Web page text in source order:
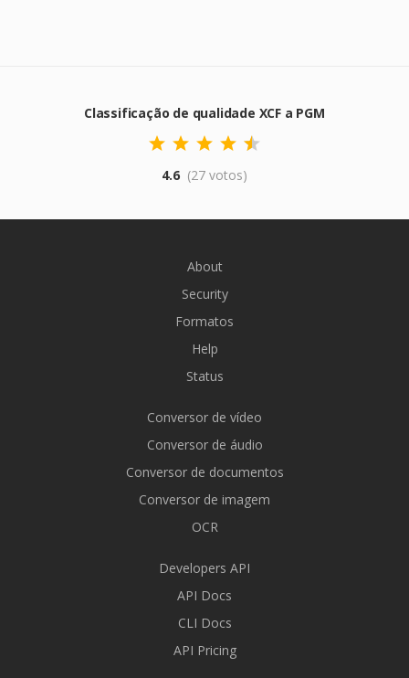
Classificação de qualidade XCF a PGM
4.6 (27 votos)
About
Security
Formatos
Help
Status
Conversor de vídeo
Conversor de áudio
Conversor de documentos
Conversor de imagem
OCR
Developers API
API Docs
CLI Docs
API Pricing